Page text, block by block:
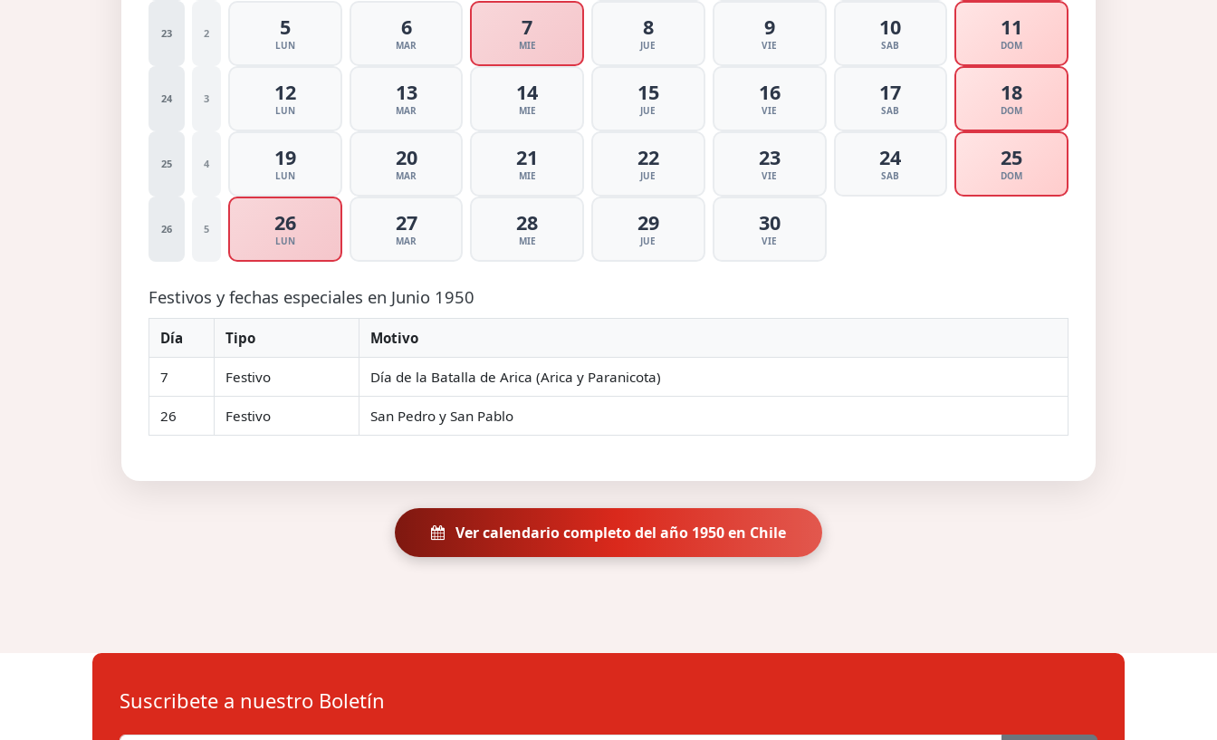
23 2 5
LUN
6
MAR
7
MIE
8
JUE
9
VIE
10
SAB
11
DOM
24 3 12
LUN
13
MAR
14
MIE
15
JUE
16
VIE
17
SAB
18
DOM
25 4 19
LUN
20
MAR
21
MIE
22
JUE
23
VIE
24
SAB
25
DOM
26 5 26
LUN
27
MAR
28
MIE
29
JUE
30
VIE
Festivos y fechas especiales en Junio 1950
Día Tipo Motivo
7 Festivo Día de la Batalla de Arica (Arica y Paranicota)
26 Festivo San Pedro y San Pablo
Ver calendario completo del año 1950 en Chile
Suscribete a nuestro Boletín